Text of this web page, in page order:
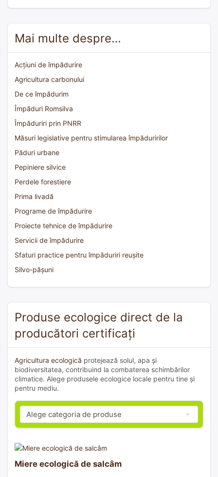
Mai multe despre…
Acțiuni de împădurire
Agricultura carbonului
De ce împădurim
Împăduri Romsilva
Împăduriri prin PNRR
Măsuri legislative pentru stimularea împăduririlor
Păduri urbane
Pepiniere silvice
Perdele forestiere
Prima livadă
Programe de împădurire
Proiecte tehnice de împădurire
Servicii de împădurire
Sfaturi practice pentru împăduriri reușite
Silvo-pășuni
Produse ecologice direct de la
producători certificați
Agricultura ecologică protejează solul, apa și
biodiversitatea, contribuind la combaterea schimbărilor
climatice. Alege produsele ecologice locale pentru tine și
pentru mediu.
Miere ecologică de salcâm